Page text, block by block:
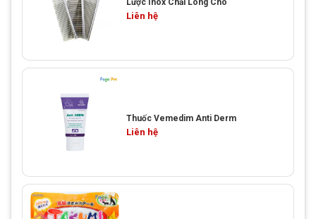
Lược Inox Chải Lông Chó
Liên hệ
Thuốc Vemedim Anti Derm
Liên hệ